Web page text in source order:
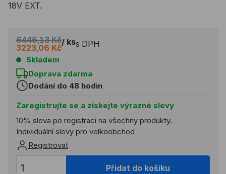
18V EXT.
6446,13 Kč
3223,06 Kč
/ kss DPH
Skladem
Doprava zdarma
Dodání do 48 hodin
Zaregistrujte se a získejte výrazné slevy
10% sleva po registraci na všechny produkty.
Individuální slevy pro velkoobchod
Registrovat
Přidat do košíku